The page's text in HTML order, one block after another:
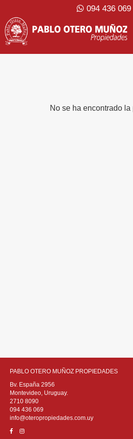
094 436 069
No se ha encontrado la
PABLO OTERO MUÑOZ PROPIEDADES
Bv. España 2956
Montevideo, Uruguay.
2710 8090
094 436 069
info@oteropropiedades.com.uy